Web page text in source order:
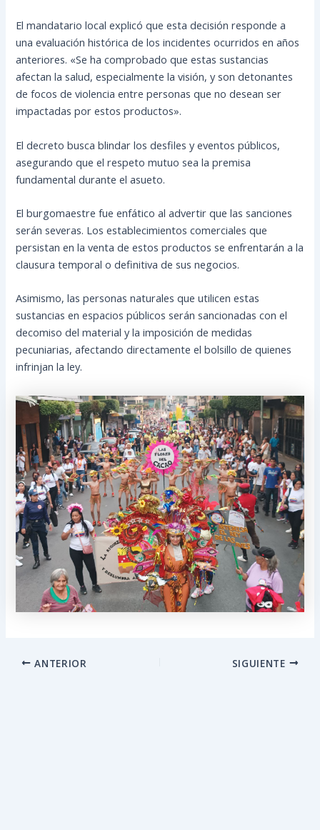
El mandatario local explicó que esta decisión responde a
una evaluación histórica de los incidentes ocurridos en años
anteriores. «Se ha comprobado que estas sustancias
afectan la salud, especialmente la visión, y son detonantes
de focos de violencia entre personas que no desean ser
impactadas por estos productos».
El decreto busca blindar los desfiles y eventos públicos,
asegurando que el respeto mutuo sea la premisa
fundamental durante el asueto.
El burgomaestre fue enfático al advertir que las sanciones
serán severas. Los establecimientos comerciales que
persistan en la venta de estos productos se enfrentarán a la
clausura temporal o definitiva de sus negocios.
Asimismo, las personas naturales que utilicen estas
sustancias en espacios públicos serán sancionadas con el
decomiso del material y la imposición de medidas
pecuniarias, afectando directamente el bolsillo de quienes
infrinjan la ley.
ANTERIOR SIGUIENTE